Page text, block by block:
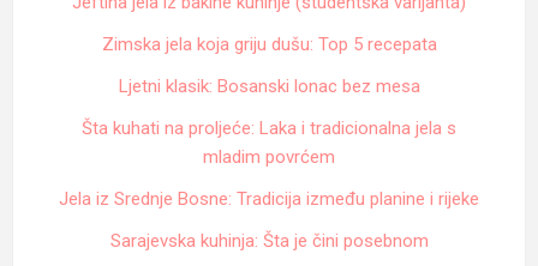
Zimska jela koja griju dušu: Top 5 recepata
Ljetni klasik: Bosanski lonac bez mesa
Šta kuhati na proljeće: Laka i tradicionalna jela s
mladim povrćem
Jela iz Srednje Bosne: Tradicija između planine i rijeke
Sarajevska kuhinja: Šta je čini posebnom